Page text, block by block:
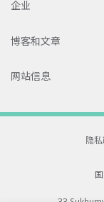
企业
博客和文章
网站信息
隐